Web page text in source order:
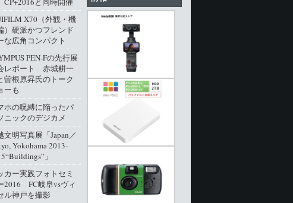
X70（外観・機
）硬派かつフレンド
な広角コンパクト
PEN-Fの先行展
レポート 赤城耕一
曽根原昇氏のトーク
ーも
ホの呪縛に陥ったパ
ニックのデジカメ
文明写真展「Japan／
Yokohama 2013-
」
カー実践フォトセミ
2016 FC岐阜vsヴィ
ル神戸を撮影